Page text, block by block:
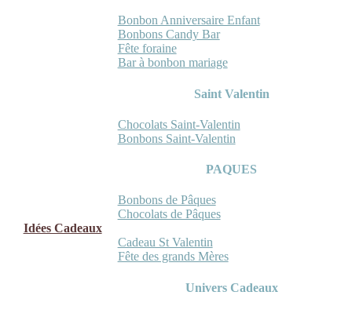
Bonbon Anniversaire Enfant
Bonbons Candy Bar
Fête foraine
Bar à bonbon mariage
Saint Valentin
Chocolats Saint-Valentin
Bonbons Saint-Valentin
PAQUES
Bonbons de Pâques
Chocolats de Pâques
Idées Cadeaux
Cadeau St Valentin
Fête des grands Mères
Univers Cadeaux